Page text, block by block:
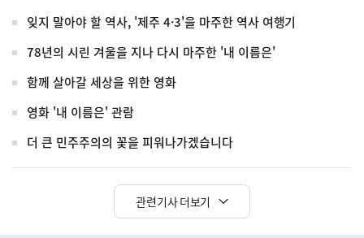
잊지 말아야 할 역사, '제주 4·3'을 마주한 역사 여행기
78년의 시린 겨울을 지나 다시 마주한 '내 이름은'
함께 살아갈 세상을 위한 영화
영화 '내 이름은' 관람
더 큰 민주주의의 꽃을 피워나가겠습니다
관련기사 더보기